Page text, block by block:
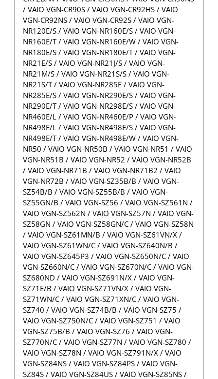
/ VAIO VGN-CR90S / VAIO VGN-CR92HS / VAIO
VGN-CR92NS / VAIO VGN-CR92S / VAIO VGN-
NR120E/S / VAIO VGN-NR160E/S / VAIO VGN-
NR160E/T / VAIO VGN-NR160E/W / VAIO VGN-
NR180E/S / VAIO VGN-NR180E/T / VAIO VGN-
NR21E/S / VAIO VGN-NR21J/S / VAIO VGN-
NR21M/S / VAIO VGN-NR21S/S / VAIO VGN-
NR21S/T / VAIO VGN-NR285E / VAIO VGN-
NR285E/S / VAIO VGN-NR290E/S / VAIO VGN-
NR290E/T / VAIO VGN-NR298E/S / VAIO VGN-
NR460E/L / VAIO VGN-NR460E/P / VAIO VGN-
NR498E/L / VAIO VGN-NR498E/S / VAIO VGN-
NR498E/T / VAIO VGN-NR498E/W / VAIO VGN-
NR50 / VAIO VGN-NR50B / VAIO VGN-NR51 / VAIO
VGN-NR51B / VAIO VGN-NR52 / VAIO VGN-NR52B
/ VAIO VGN-NR71B / VAIO VGN-NR71B2 / VAIO
VGN-NR72B / VAIO VGN-SZ35B/B / VAIO VGN-
SZ54B/B / VAIO VGN-SZ55B/B / VAIO VGN-
SZ55GN/B / VAIO VGN-SZ56 / VAIO VGN-SZ561N /
VAIO VGN-SZ562N / VAIO VGN-SZ57N / VAIO VGN-
SZ58GN / VAIO VGN-SZ58GN/C / VAIO VGN-SZ58N
/ VAIO VGN-SZ61MN/B / VAIO VGN-SZ61VN/X /
VAIO VGN-SZ61WN/C / VAIO VGN-SZ640N/B /
VAIO VGN-SZ645P3 / VAIO VGN-SZ650N/C / VAIO
VGN-SZ660N/C / VAIO VGN-SZ670N/C / VAIO VGN-
SZ680ND / VAIO VGN-SZ691N/X / VAIO VGN-
SZ71E/B / VAIO VGN-SZ71VN/X / VAIO VGN-
SZ71WN/C / VAIO VGN-SZ71XN/C / VAIO VGN-
SZ740 / VAIO VGN-SZ74B/B / VAIO VGN-SZ75 /
VAIO VGN-SZ750N/C / VAIO VGN-SZ751 / VAIO
VGN-SZ75B/B / VAIO VGN-SZ76 / VAIO VGN-
SZ770N/C / VAIO VGN-SZ77N / VAIO VGN-SZ780 /
VAIO VGN-SZ78N / VAIO VGN-SZ791N/X / VAIO
VGN-SZ84NS / VAIO VGN-SZ84PS / VAIO VGN-
SZ84S / VAIO VGN-SZ84US / VAIO VGN-SZ85NS /